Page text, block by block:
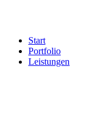
Start
Portfolio
Leistungen